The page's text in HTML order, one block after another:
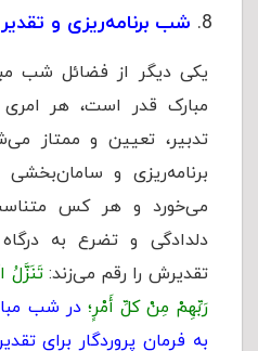
شب برنامه‌ریزی و
یکی دیگر از فضائل شب
مبارک قدر است، هر
تدبیر، تعیین و ممتاز
برنامه‌ریزى و
می‌خورد و هر کس
دلدادگی و تضرع به
تقدیرش را رقم می‌زند: تَنَزَّلُ
رَبِّهِمْ مِنْ کلِّ أَمْرٍ؛ در شب
به فرمان پروردگار براى